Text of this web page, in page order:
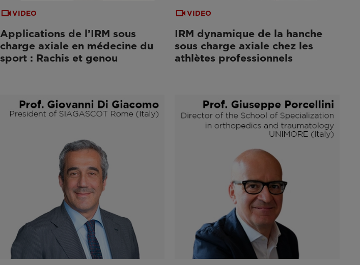
VIDEO
Applications de l’IRM sous
charge axiale en médecine du
sport : Rachis et genou
VIDEO
IRM dynamique de la hanche
sous charge axiale chez les
athlètes professionnels